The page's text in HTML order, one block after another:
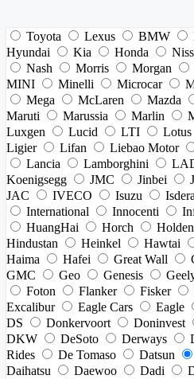
Toyota Lexus BMW
Hyundai
Kia Honda
Nash
Morris Morgan
MINI
Minelli Microcar
Mega
McLaren Mazda
Maruti
Marussia Marlin
Luxgen
Lucid LTI Lotus
Ligier
Lifan Liebao Motor
Lancia
Lamborghini
Koenigsegg
JMC Jinbei
JAC
IVECO Isuzu Isdera
International
Innocenti
HuangHai
Horch Holden
Hindustan
Heinkel Hawtai
Haima
Hafei Great Wall
GMC
Geo Genesis
Foton
Flanker Fisker
Excalibur
Eagle Cars Eagle
DS
Donkervoort Doninvest
DKW
DeSoto Derways
Rides
De Tomaso Datsun
Daihatsu
Daewoo Dadi